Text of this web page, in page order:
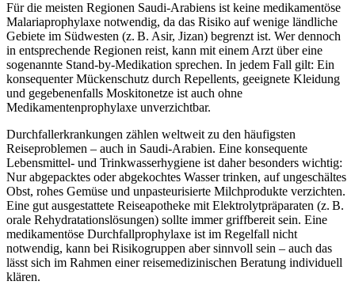
Für die meisten Regionen Saudi-Arabiens ist keine medikamentöse
Malariaprophylaxe notwendig, da das Risiko auf wenige ländliche
Gebiete im Südwesten (z. B. Asir, Jizan) begrenzt ist. Wer dennoch
in entsprechende Regionen reist, kann mit einem Arzt über eine
sogenannte Stand-by-Medikation sprechen. In jedem Fall gilt: Ein
konsequenter Mückenschutz durch Repellents, geeignete Kleidung
und gegebenenfalls Moskitonetze ist auch ohne
Medikamentenprophylaxe unverzichtbar.
Durchfallerkrankungen zählen weltweit zu den häufigsten
Reiseproblemen – auch in Saudi-Arabien. Eine konsequente
Lebensmittel- und Trinkwasserhygiene ist daher besonders wichtig:
Nur abgepacktes oder abgekochtes Wasser trinken, auf ungeschältes
Obst, rohes Gemüse und unpasteurisierte Milchprodukte verzichten.
Eine gut ausgestattete Reiseapotheke mit Elektrolytpräparaten (z. B.
orale Rehydratationslösungen) sollte immer griffbereit sein. Eine
medikamentöse Durchfallprophylaxe ist im Regelfall nicht
notwendig, kann bei Risikogruppen aber sinnvoll sein – auch das
lässt sich im Rahmen einer reisemedizinischen Beratung individuell
klären.